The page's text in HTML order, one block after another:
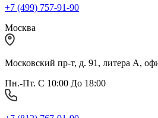
+7 (499) 757-91-90
Москва
Московский пр-т, д. 91, литера А,
Пн.-Пт. С 10:00 До 18:00